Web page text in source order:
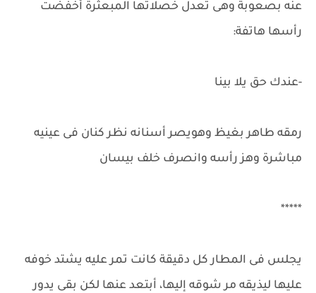
عنه بصعوبة وهى تعدل خصلاتها المبعثرة أخفضت
رأسها هاتفة:
-عندك حق يلا بينا
رمقه طاهر بغيظ وهويصر أسنانه نظر كنان فى عينيه
مباشرة وهز رأسه وانصرف خلف بيسان
*****
يجلس فى المطار كل دقيقة كانت تمر عليه يشتد خوفه
عليها ليذيقه مر شوقه إليها، أبتعد عنها لكن بقى يدور